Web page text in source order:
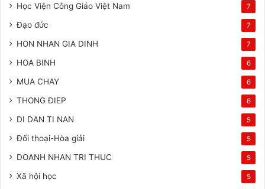
Học Viện Công Giáo Việt Nam 7
Đạo đức 7
HON NHAN GIA DINH 7
HOA BINH 6
MUA CHAY 6
THONG ĐIEP 6
DI DAN TI NAN 5
Đối thoại-Hòa giải 5
DOANH NHAN TRI THUC 5
Xã hội học 5